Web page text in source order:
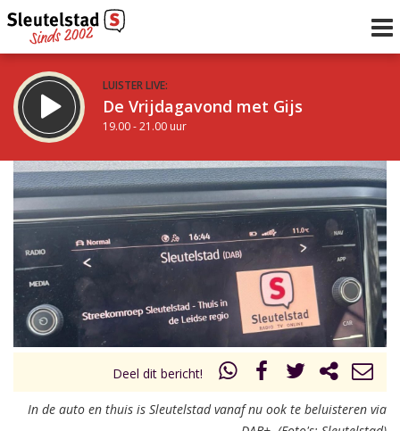
LUISTER LIVE:
De Vrijdagavond met Gijs
19.00 - 21.00 uur
STRAKS:
De avond van Sleutelstad
21.00 - 0.00 uur
Vorig uur
uur 1 van 0 Volgend uur
Deel dit bericht!
In de auto en thuis is Sleutelstad vanaf nu ook te beluisteren via